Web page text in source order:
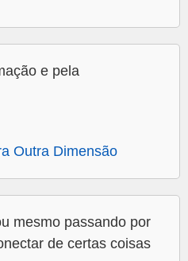
e pela
Outra Dimensão
mesmo passando por
de certas coisas